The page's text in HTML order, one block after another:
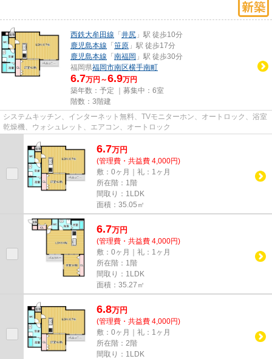
西鉄大牟田線 「 井尻 」駅 徒歩10分
鹿児島本線 「 笹原 」駅 徒歩17分
鹿児島本線 「 南福岡 」駅 徒歩30分
福岡県福岡市南区横手南町
6.7万円～6.9万円
築年数：予定 ｜募集中： 6室
階数：3階建
システムキッチン、インターネット無料、TVモニターホン、オートロック、浴室
乾燥機、ウォシュレット、エアコン、オートロック
6.7万円
(管理費・共益費 4,000円)
敷：0ヶ月｜礼：1ヶ月
所在階：1階
間取り：1LDK
面積：35.05㎡
6.7万円
(管理費・共益費 4,000円)
敷：0ヶ月｜礼：1ヶ月
所在階：1階
間取り：1LDK
面積：35.27㎡
6.8万円
(管理費・共益費 4,000円)
敷：0ヶ月｜礼：1ヶ月
所在階：2階
間取り：1LDK